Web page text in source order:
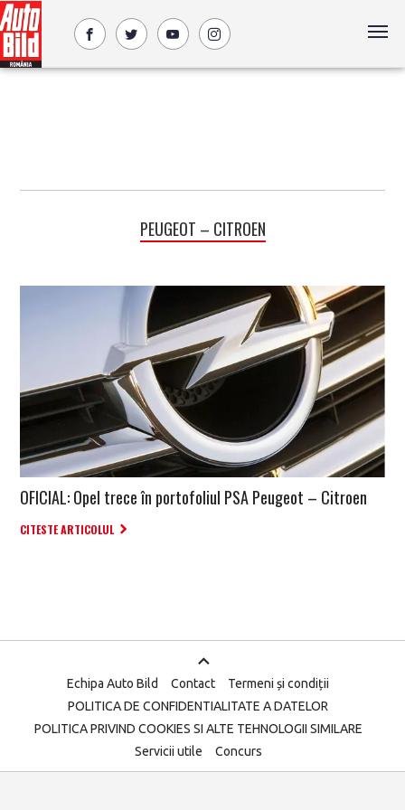
PEUGEOT – CITROEN
OFICIAL: Opel trece în portofoliul PSA Peugeot – Citroen
CITESTE ARTICOLUL
Echipa Auto Bild Contact
Termeni și condiții
POLITICA DE CONFIDENTIALITATE A DATELOR
POLITICA PRIVIND COOKIES SI ALTE TEHNOLOGII SIMILARE
Servicii utile
Concurs